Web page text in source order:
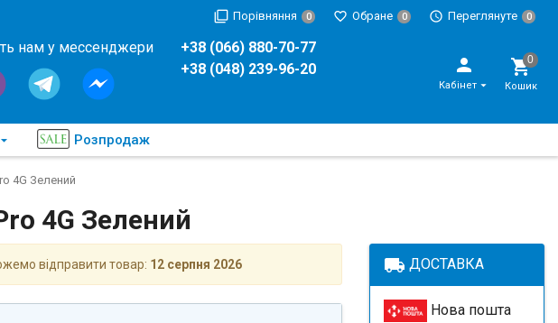
Порівняння 0 Обране 0 Переглянуте 0
нам у мессенджери
+38 (066) 880-70-77
+38 (048) 239-96-20
Кабінет Кошик
Розпродаж
4G Зелений
4G Зелений
відправити товар: 12 серпня 2026 local_shipping ДОСТАВКА
Нова пошта